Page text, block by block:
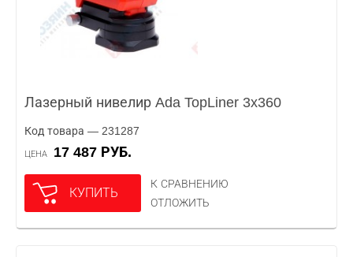
Лазерный нивелир Ada TopLiner 3x360
Код товара — 231287
ЦЕНА 17 487 РУБ.
КУПИТЬ
К СРАВНЕНИЮ
ОТЛОЖИТЬ